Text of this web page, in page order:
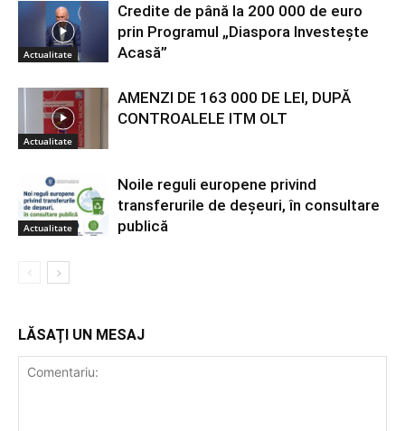
Actualitate
Credite de până la 200 000 de euro
prin Programul „Diaspora Investește
Acasă”
Actualitate
AMENZI DE 163 000 DE LEI, DUPĂ
CONTROALELE ITM OLT
Actualitate
Noile reguli europene privind
transferurile de deșeuri, în consultare
publică
LĂSAȚI UN MESAJ